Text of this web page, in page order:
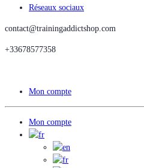
Réseaux sociaux
contact@trainingaddictshop.com
+33678577358
Mon compte
Mon compte